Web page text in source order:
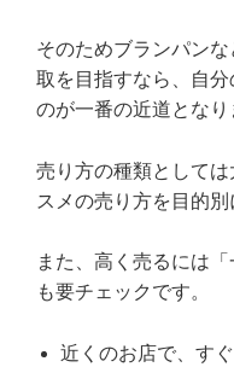
そのためブランパン
取を目指すなら、自
のが一番の近道となり
売り方の種類として
スメの売り方を目的別
また、高く売るには
も要チェックです。
近くのお店で、す